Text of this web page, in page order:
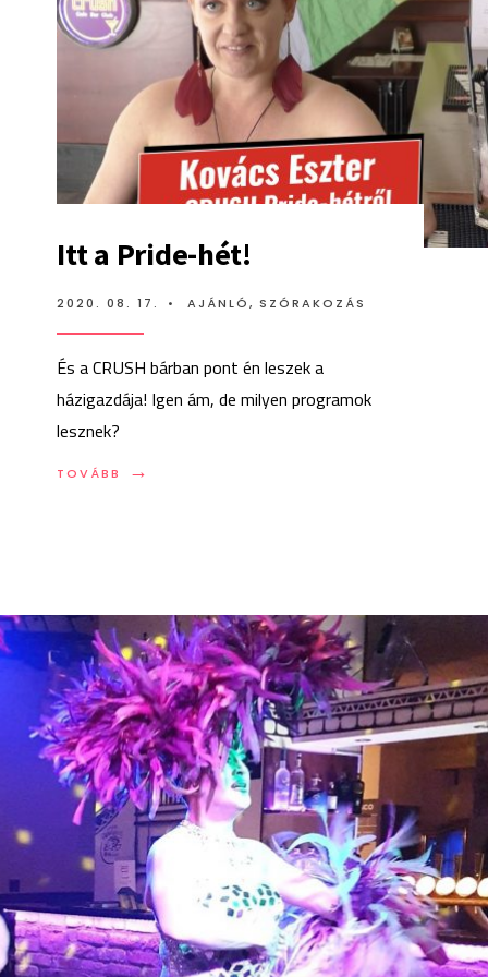
Itt a Pride-hét!
2020. 08. 17. • AJÁNLÓ,SZÓRAKOZÁS
És a CRUSH bárban pont én leszek a
házigazdája! Igen ám, de milyen programok
lesznek?
TOVÁBB →
TOVÁBB: